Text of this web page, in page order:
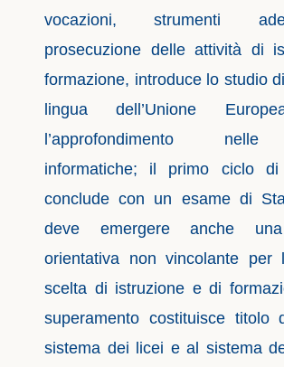
vocazioni, strumenti
prosecuzione delle attività di
formazione, introduce lo studio
lingua dell’Unione
l’approfondimento nelle
informatiche; il primo ciclo
conclude con un esame di
deve emergere anche una
orientativa non vincolante per
scelta di istruzione e di
superamento costituisce titolo
sistema dei licei e al sistema